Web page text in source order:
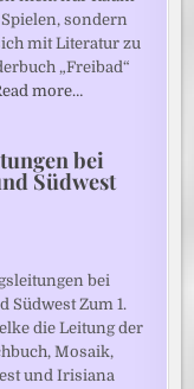
sondern
mit Literatur zu
„Freibad“
more…
bei
Südwest
bei
Südwest Zum 1.
die Leitung der
Mosaik,
und Irisiana